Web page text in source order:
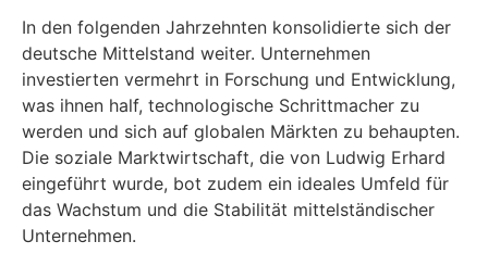
In den folgenden Jahrzehnten konsolidierte sich der
deutsche Mittelstand weiter. Unternehmen
investierten vermehrt in Forschung und Entwicklung,
was ihnen half, technologische Schrittmacher zu
werden und sich auf globalen Märkten zu behaupten.
Die soziale Marktwirtschaft, die von Ludwig Erhard
eingeführt wurde, bot zudem ein ideales Umfeld für
das Wachstum und die Stabilität mittelständischer
Unternehmen.